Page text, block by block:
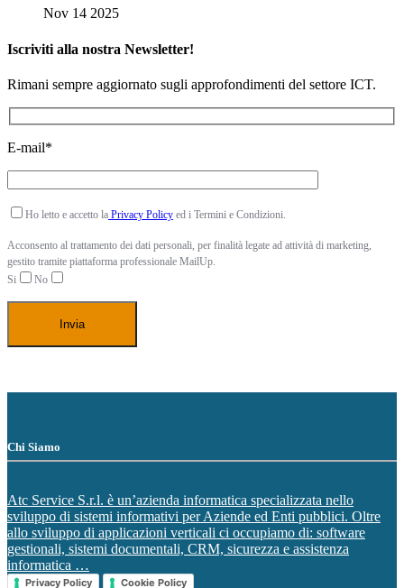
Nov 14 2025
Iscriviti alla nostra Newsletter!
Rimani sempre aggiornato sugli approfondimenti del settore ICT.
E-mail*
Ho letto e accetto la Privacy Policy ed i Termini e Condizioni.
Acconsento al trattamento dei dati personali, per finalità legate ad attività di marketing,
gestito tramite piattaforma professionale MailUp.
Si
No
Chi Siamo
Atc Service S.r.l. è un’azienda informatica specializzata nello
sviluppo di sistemi informativi per Aziende ed Enti pubblici. Oltre
allo sviluppo di applicazioni verticali ci occupiamo di: software
gestionali, sistemi documentali, CRM, sicurezza e assistenza
informatica …
Privacy Policy Cookie Policy